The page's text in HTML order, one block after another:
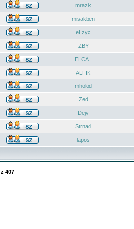
mrazik
misakben
eLzyx
ZBY
ELCAL
ALFIK
mholod
Zed
Dejv
Strnad
lapos
z 407